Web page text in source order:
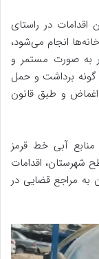
اقدامات در راستای
انجام می‌شود،
به صورت مستمر و
برداشت و حمل
اغماض و طبق قانون
آبی خط قرمز
اقدامات
به مراجع قضایی در